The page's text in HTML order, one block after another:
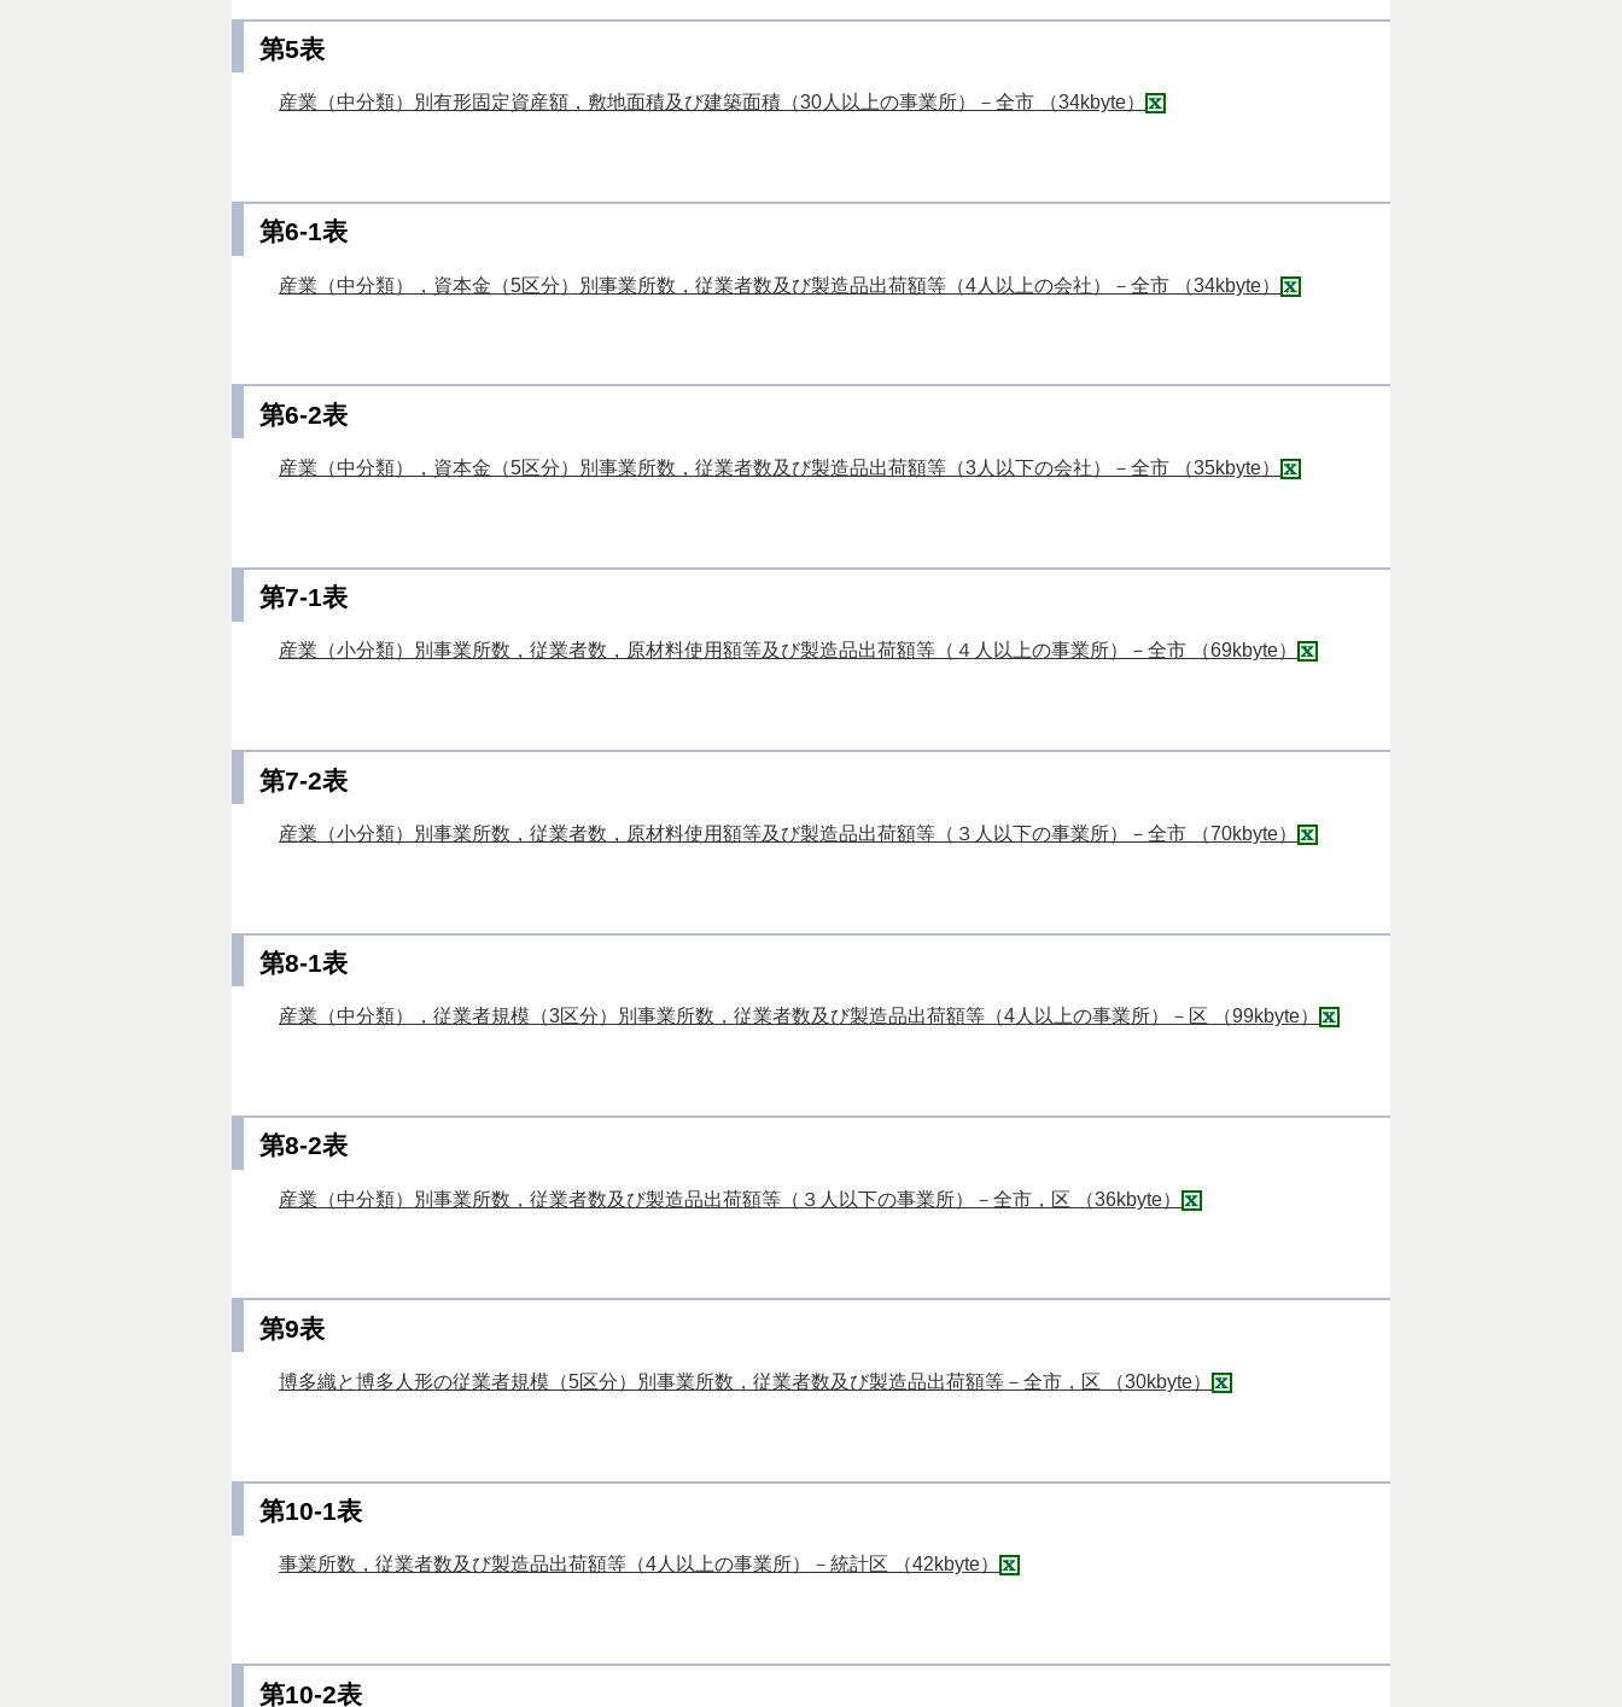
第5表
産業（中分類）別有形固定資産額，敷地面積及び建築面積（30人以上の事業所）－全市 （34kbyte）
第6-1表
産業（中分類），資本金（5区分）別事業所数，従業者数及び製造品出荷額等（4人以上の会社）－全市 （34kbyte）
第6-2表
産業（中分類），資本金（5区分）別事業所数，従業者数及び製造品出荷額等（3人以下の会社）－全市 （35kbyte）
第7-1表
産業（小分類）別事業所数，従業者数，原材料使用額等及び製造品出荷額等（４人以上の事業所）－全市 （69kbyte）
第7-2表
産業（小分類）別事業所数，従業者数，原材料使用額等及び製造品出荷額等（３人以下の事業所）－全市 （70kbyte）
第8-1表
産業（中分類），従業者規模（3区分）別事業所数，従業者数及び製造品出荷額等（4人以上の事業所）－区 （99kbyte）
第8-2表
産業（中分類）別事業所数，従業者数及び製造品出荷額等（３人以下の事業所）－全市，区 （36kbyte）
第9表
博多織と博多人形の従業者規模（5区分）別事業所数，従業者数及び製造品出荷額等－全市，区 （30kbyte）
第10-1表
事業所数，従業者数及び製造品出荷額等（4人以上の事業所）－統計区 （42kbyte）
第10-2表